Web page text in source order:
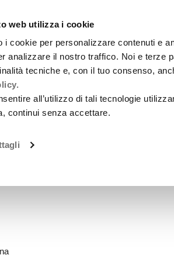
web utilizza i cookie
i cookie per personalizzare contenuti e
analizzare il nostro traffico. Noi e terze
tecniche e, con il tuo consenso,
all’utilizzo di tali tecnologie
continui senza accettare.
cartellone
Lirica Musica